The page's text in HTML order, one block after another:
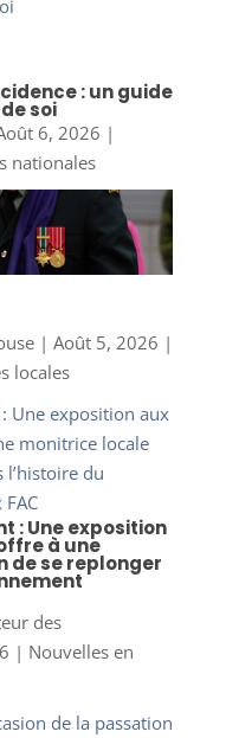
: un guide
soi
6, 2026 |
nationales
| Août 5, 2026 |
locales
: Une exposition
à une
de se replonger
des
| Nouvelles en